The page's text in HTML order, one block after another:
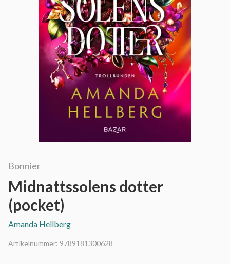
Bonnier
Midnattssolens dotter
(pocket)
Amanda Hellberg
Artikelnummer: 9789181300628